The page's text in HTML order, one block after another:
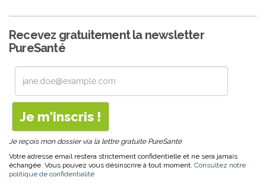
Recevez gratuitement la newsletter
PureSanté
Je reçois mon dossier via la lettre gratuite PureSanté
Votre adresse email restera strictement confidentielle et ne sera jamais
échangée. Vous pouvez vous désinscrire à tout moment. Consultez notre
politique de confidentialité